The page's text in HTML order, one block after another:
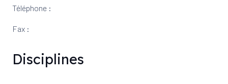
Téléphone :
Fax :
Disciplines